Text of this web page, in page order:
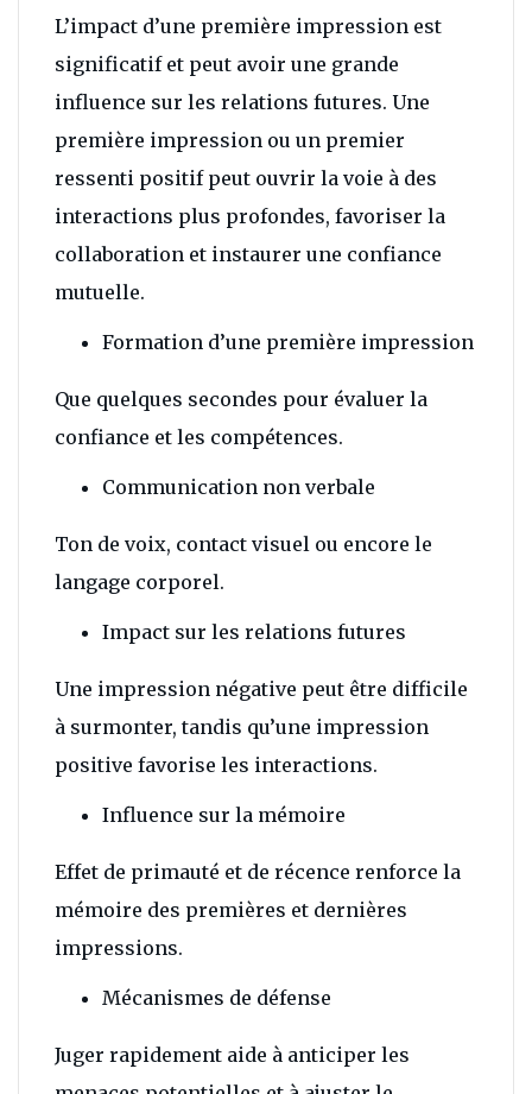
L’impact d’une première impression est
significatif et peut avoir une grande
influence sur les relations futures. Une
première impression ou un premier
ressenti positif peut ouvrir la voie à des
interactions plus profondes, favoriser la
collaboration et instaurer une confiance
mutuelle.
Formation d’une première impression
Que quelques secondes pour évaluer la
confiance et les compétences.
Communication non verbale
Ton de voix, contact visuel ou encore le
langage corporel.
Impact sur les relations futures
Une impression négative peut être difficile
à surmonter, tandis qu’une impression
positive favorise les interactions.
Influence sur la mémoire
Effet de primauté et de récence renforce la
mémoire des premières et dernières
impressions.
Mécanismes de défense
Juger rapidement aide à anticiper les